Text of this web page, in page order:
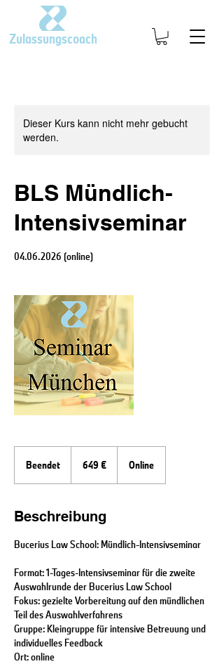
Zulassungscoach
Dieser Kurs kann nicht mehr gebucht
werden.
BLS Mündlich-
Intensivseminar
04.06.2026 (online)
Beendet
d
t
649 € Online
Beschreibung
Bucerius Law School: Mündlich-Intensivseminar
Format: 1-Tages-Intensivseminar für die zweite
Auswahlrunde der Bucerius Law School
Fokus: gezielte Vorbereitung auf den mündlichen
Teil des Auswahlverfahrens
Gruppe: Kleingruppe für intensive Betreuung und
individuelles Feedback
Ort: online